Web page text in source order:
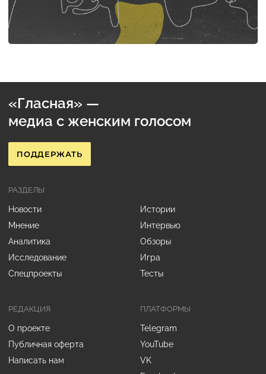
«Гласная» —
медиа с женским голосом
ПОДДЕРЖАТЬ
РЕДАКЦИЯ
О проекте
Публичная оферта
Написать нам
РАЗДЕЛЫ
Новости
Истории
Мнение
Интервью
Аналитика
Обзоры
Исследование
Игра
Спецпроекты
Тесты
ПЛАТФОРМЫ
Telegram
YouTube
VK